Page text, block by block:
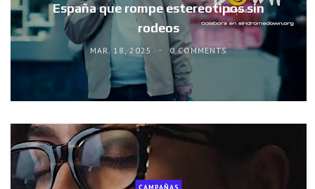
España que rompe estereotipos sin
rodeos
MAR. 18, 2025 0 COMMENTS